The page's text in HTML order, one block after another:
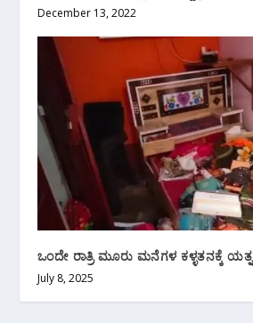
December 13, 2022
ಒಂದೇ ರಾತ್ರಿ ಮೂರು ಮನೆಗಳ ಕಳ್ಳತನಕ್ಕೆ ಯತ್ನ
July 8, 2025